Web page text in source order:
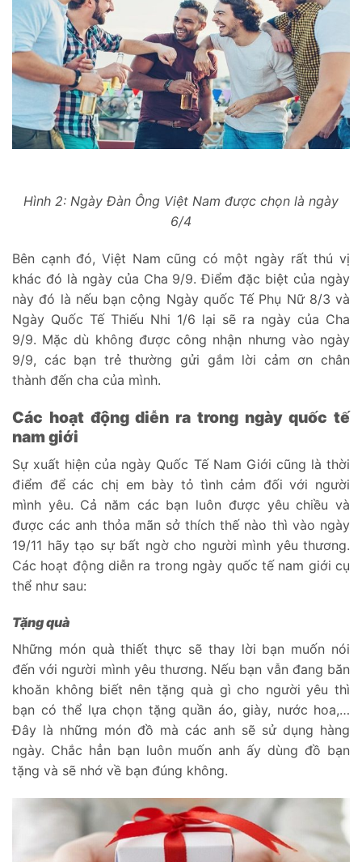
Hình 2: Ngày Đàn Ông Việt Nam được chọn là ngày
6/4
Bên cạnh đó, Việt Nam cũng có một ngày rất thú vị
khác đó là ngày của Cha 9/9. Điểm đặc biệt của ngày
này đó là nếu bạn cộng Ngày quốc Tế Phụ Nữ 8/3 và
Ngày Quốc Tế Thiếu Nhi 1/6 lại sẽ ra ngày của Cha
9/9. Mặc dù không được công nhận nhưng vào ngày
9/9, các bạn trẻ thường gửi gắm lời cảm ơn chân
thành đến cha của mình.
Các hoạt động diễn ra trong ngày quốc tế
nam giới
Sự xuất hiện của ngày Quốc Tế Nam Giới cũng là thời
điểm để các chị em bày tỏ tình cảm đối với người
mình yêu. Cả năm các bạn luôn được yêu chiều và
được các anh thỏa mãn sở thích thế nào thì vào ngày
19/11 hãy tạo sự bất ngờ cho người mình yêu thương.
Các hoạt động diễn ra trong ngày quốc tế nam giới cụ
thể như sau:
Tặng quà
Những món quà thiết thực sẽ thay lời bạn muốn nói
đến với người mình yêu thương. Nếu bạn vẫn đang băn
khoăn không biết nên tặng quà gì cho người yêu thì
bạn có thể lựa chọn tặng quần áo, giày, nước hoa,…
Đây là những món đồ mà các anh sẽ sử dụng hàng
ngày. Chắc hẳn bạn luôn muốn anh ấy dùng đồ bạn
tặng và sẽ nhớ về bạn đúng không.